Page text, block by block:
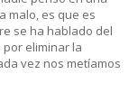
malo, es que es
se ha hablado del
eliminar la
vez nos metíamos